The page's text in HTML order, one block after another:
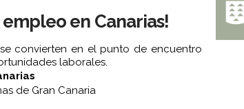
en Canarias!
convierten en el punto de encuentro
laborales.
de Gran Canaria